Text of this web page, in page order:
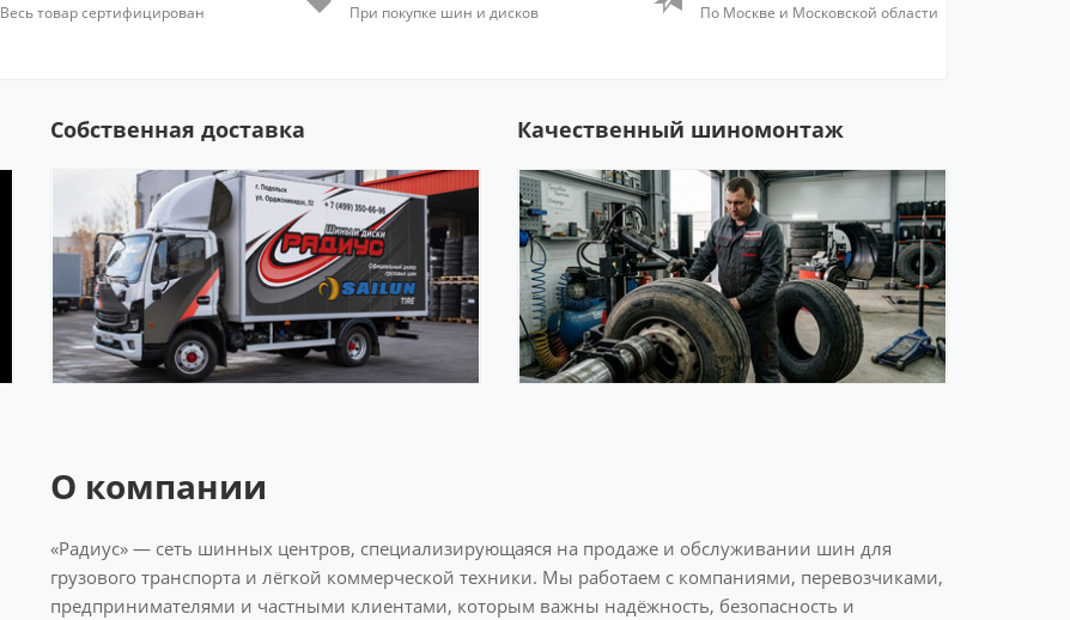
Весь товар сертифицирован При покупке шин и дисков По Москве и Московской области
Собственная доставка Качественный шиномонтаж
О компании
«Радиус» — сеть шинных центров, специализирующаяся на продаже и обслуживании шин для
грузового транспорта и лёгкой коммерческой техники. Мы работаем с компаниями, перевозчиками,
предпринимателями и частными клиентами, которым важны надёжность, безопасность и